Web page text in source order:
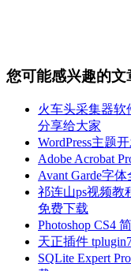
您可能感兴趣的文
火车头采集器软
分享给大家
WordPress主题
Adobe Acrobat
Avant Garde字
祁连山ps视频教
免费下载
Photoshop CS4
天正插件
SQLite Expert